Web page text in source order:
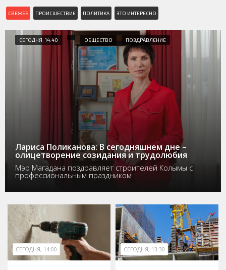
СВЕЖЕЕ ПРОИСШЕСТВИЕ ПОЛИТИКА ЭТО ИНТЕРЕСНО
СЕГОДНЯ, 14:40 ОБЩЕСТВО ПОЗДРАВЛЕНИЕ
Лариса Поликанова: В сегодняшнем дне –
олицетворение созидания и трудолюбия
Мэр Магадана поздравляет строителей Колымы с
профессиональным праздником
СЕГОДНЯ, 14:00 СЕГОДНЯ, 13:30